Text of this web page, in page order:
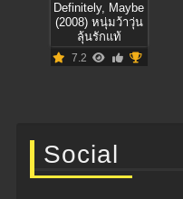
Definitely, Maybe
(2008) หนุ่มว้าวุ่น
ลุ้นรักแท้
7.2
Social